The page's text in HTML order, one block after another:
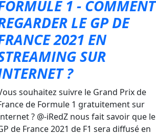
1 - COMMENT
LE GP DE
2021 EN
SUR
?
souhaitez suivre le Grand Prix de
de Formule 1 gratuitement sur
? @-iRedZ nous fait savoir que le
de France 2021 de F1 sera diffusé en